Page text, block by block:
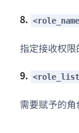
8.
指定接收权限
9.
需要赋予的角